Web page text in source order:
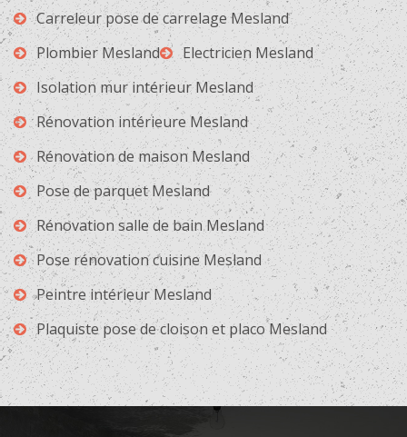
Carreleur pose de carrelage Mesland
Plombier Mesland
Electricien Mesland
Isolation mur intérieur Mesland
Rénovation intérieure Mesland
Rénovation de maison Mesland
Pose de parquet Mesland
Rénovation salle de bain Mesland
Pose rénovation cuisine Mesland
Peintre intérieur Mesland
Plaquiste pose de cloison et placo Mesland